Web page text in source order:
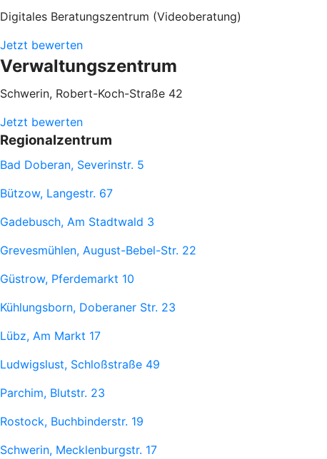
Digitales Beratungszentrum (Videoberatung)
Jetzt bewerten
Verwaltungszentrum
Schwerin, Robert-Koch-Straße 42
Jetzt bewerten
Regionalzentrum
Bad Doberan, Severinstr. 5
Bützow, Langestr. 67
Gadebusch, Am Stadtwald 3
Grevesmühlen, August-Bebel-Str. 22
Güstrow, Pferdemarkt 10
Kühlungsborn, Doberaner Str. 23
Lübz, Am Markt 17
Ludwigslust, Schloßstraße 49
Parchim, Blutstr. 23
Rostock, Buchbinderstr. 19
Schwerin, Mecklenburgstr. 17